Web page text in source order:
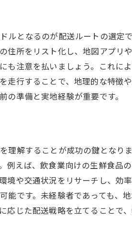
配送を始める利点
トのバランスを取る方法
で働くためのヒント
れるライフスタイルの変化
き方を実現する
選び方
心構え
化方法
ためのポイント
南区で未経験から始める軽貨物配
ルとなるのが配送ルートの選定
住所をリスト化し、地図アプリ
も注意を払いましょう。これに
走行することで、地理的な特徴
準備と実地経験が重要です。
理解することが成功の鍵となり
例えば、飲食業向けの生鮮食品
境や交通状況をリサーチし、効
能です。未経験者であっても、
じた配送戦略を立てることで